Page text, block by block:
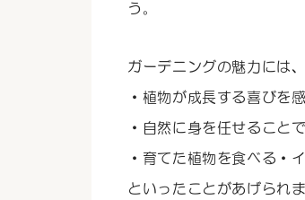
う。
ガーデニングの魅力には、
・植物が成長する喜びを
・自然に身を任せること
・育てた植物を食べる・
といったことがあげられま